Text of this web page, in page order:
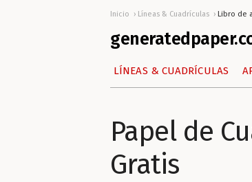
Inicio Líneas & Cuadrículas Libro de
LÍNEAS & CUADRÍCULAS
Papel de
Gratis